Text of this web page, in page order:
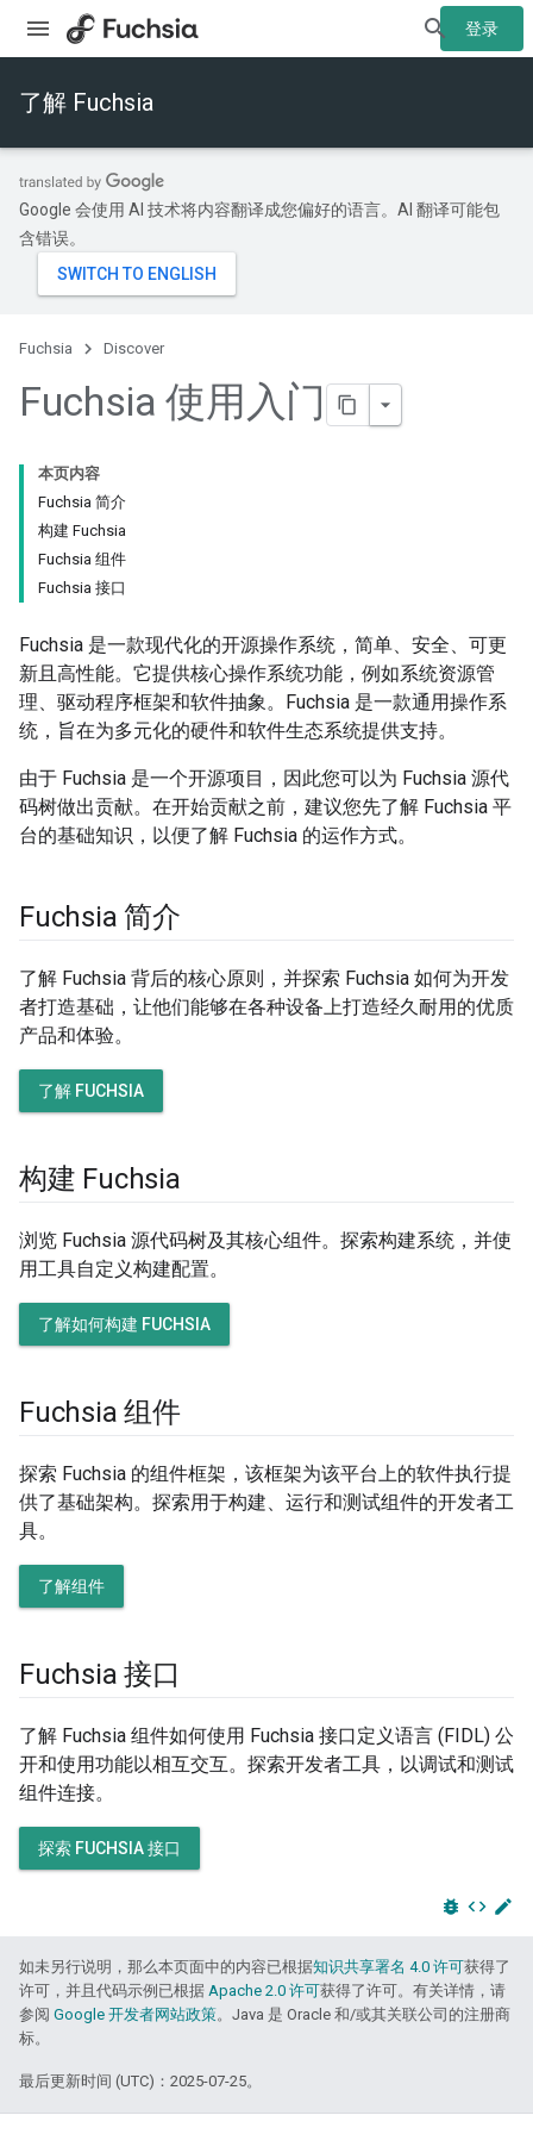
登录
了解 Fuchsia
Google 会使用 AI 技术将内容翻译成您偏好的语言。AI 翻译可能包
含错误。
Fuchsia Discover
Fuchsia 使用入门
本页内容
Fuchsia 简介
构建 Fuchsia
Fuchsia 组件
Fuchsia 接口
Fuchsia 是一款现代化的开源操作系统，简单、安全、可更
新且高性能。它提供核心操作系统功能，例如系统资源管
理、驱动程序框架和软件抽象。Fuchsia 是一款通用操作系
统，旨在为多元化的硬件和软件生态系统提供支持。
由于 Fuchsia 是一个开源项目，因此您可以为 Fuchsia 源代
码树做出贡献。在开始贡献之前，建议您先了解 Fuchsia 平
台的基础知识，以便了解 Fuchsia 的运作方式。
Fuchsia 简介
了解 Fuchsia 背后的核心原则，并探索 Fuchsia 如何为开发
者打造基础，让他们能够在各种设备上打造经久耐用的优质
产品和体验。
了解 FUCHSIA
构建 Fuchsia
浏览 Fuchsia 源代码树及其核心组件。探索构建系统，并使
用工具自定义构建配置。
了解如何构建 FUCHSIA
Fuchsia 组件
探索 Fuchsia 的组件框架，该框架为该平台上的软件执行提
供了基础架构。探索用于构建、运行和测试组件的开发者工
具。
了解组件
Fuchsia 接口
了解 Fuchsia 组件如何使用 Fuchsia 接口定义语言 (FIDL) 公
开和使用功能以相互交互。探索开发者工具，以调试和测试
组件连接。
探索 FUCHSIA 接口
bug_report code edit
如未另行说明，那么本页面中的内容已根据知识共享署名 4.0 许可获得了
许可，并且代码示例已根据 Apache 2.0 许可获得了许可。有关详情，请
参阅 Google 开发者网站政策。Java 是 Oracle 和/或其关联公司的注册商
标。
最后更新时间 (UTC)：2025-07-25。